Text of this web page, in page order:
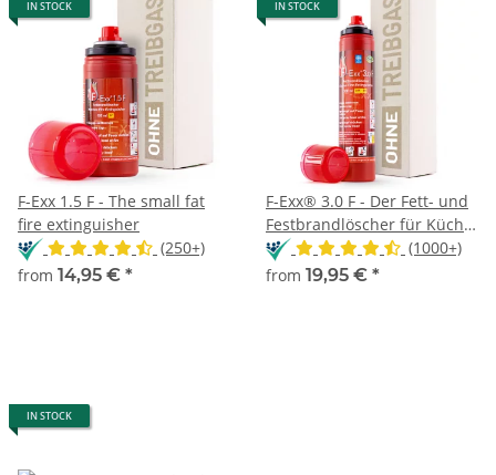
IN STOCK
F-Exx 1.5 F - The small fat
fire extinguisher
(250+)
from 14,95 € *
IN STOCK
F-Exx® 3.0 F - Der Fett- und
Festbrandlöscher für Küche,
Grill und Camping (1000+)
from 19,95 € *
IN STOCK